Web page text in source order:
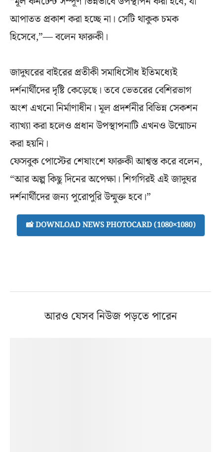
আপাতত প্রকাশ করা হচ্ছে না। সেটি থাকুক চমক
হিসেবে,”— বলেন ফারুকী।
জাদুঘরের বাইরের প্রতীকী সমাধিসৌধ ইতিমধ্যেই
দর্শনার্থীদের দৃষ্টি কেড়েছে। তবে ভেতরের বেশিরভাগ
অংশ এখনো নির্মাণাধীন। মূল প্রদর্শনীর বিভিন্ন সেকশন
ব্যাখ্যা করা হলেও প্রধান উপস্থাপনাটি এখনও উন্মোচন
করা হয়নি।
ফেসবুক পোস্টের শেষাংশে ফারুকী আশ্বস্ত করে বলেন,
“আর অল্প কিছু দিনের অপেক্ষা। শিগগিরই এই জাদুঘর
দর্শনার্থীদের জন্য পুরোপুরি উন্মুক্ত হবে।”
📸 DOWNLOAD NEWS PHOTOCARD (1080×1080)
আরও যেসব নিউজ পড়তে পারেন